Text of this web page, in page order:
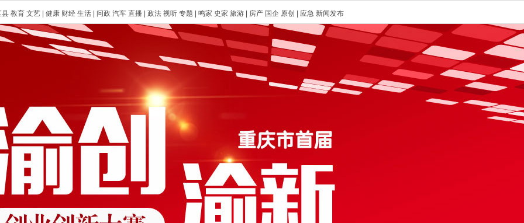
县 教育 文艺 健康 财经 生活 问政 汽车 直播 政法 视听 专题 鸣家 史家 旅游 房产 国企 原创 应急 新闻发布